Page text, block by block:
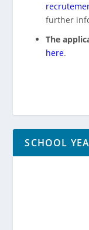
further
The
here.
SCHOOL